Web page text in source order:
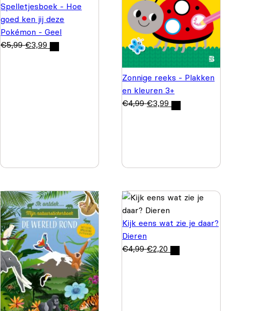
Spelletjesboek - Hoe
goed ken jij deze
Pokémon - Geel
€5,99 €3,99
Zonnige reeks - Plakken
en kleuren 3+
€4,99 €3,99
Kijk eens wat zie je daar?
Dieren
€4,99 €2,20